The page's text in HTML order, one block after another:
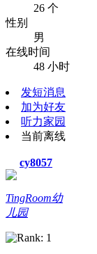
26 个
性别
男
在线时间
48 小时
发短消息
加为好友
听力家园
当前离线
cy8057
TingRoom幼
儿园